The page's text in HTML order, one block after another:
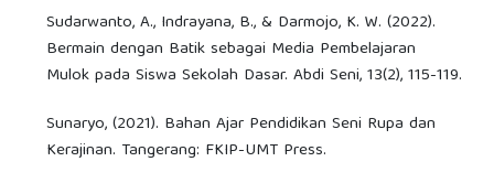
Sudarwanto, A., Indrayana, B., & Darmojo, K. W. (2022).
Bermain dengan Batik sebagai Media Pembelajaran
Mulok pada Siswa Sekolah Dasar. Abdi Seni, 13(2), 115-119.
Sunaryo, (2021). Bahan Ajar Pendidikan Seni Rupa dan
Kerajinan. Tangerang: FKIP-UMT Press.